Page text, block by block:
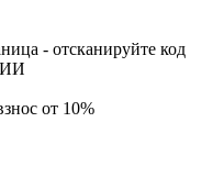
- отсканируйте код
от 10%